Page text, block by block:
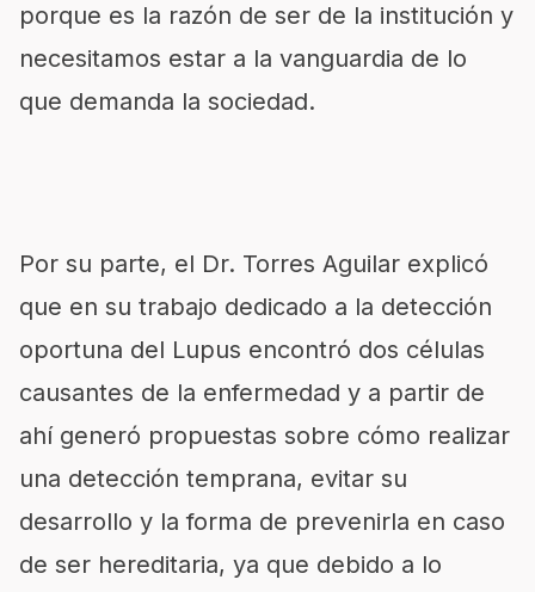
porque es la razón de ser de la institución y
necesitamos estar a la vanguardia de lo
que demanda la sociedad.
Por su parte, el Dr. Torres Aguilar explicó
que en su trabajo dedicado a la detección
oportuna del Lupus encontró dos células
causantes de la enfermedad y a partir de
ahí generó propuestas sobre cómo realizar
una detección temprana, evitar su
desarrollo y la forma de prevenirla en caso
de ser hereditaria, ya que debido a lo